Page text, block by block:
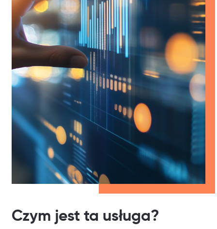
Czym jest ta usługa?